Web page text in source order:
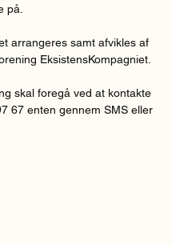
på.
arrangeres samt afvikles af
EksistensKompagniet.
skal foregå ved at kontakte
67 enten gennem SMS eller